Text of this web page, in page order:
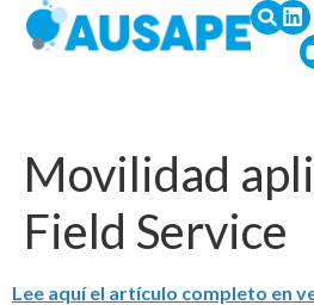
Movilidad
Field Service
Lee aquí el artículo completo en